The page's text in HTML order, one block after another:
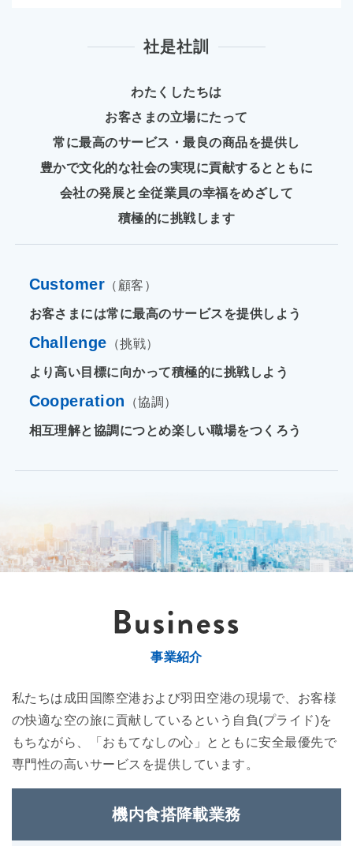
社是社訓
わたくしたちは
お客さまの立場にたって
常に最高のサービス・最良の商品を提供し
豊かで文化的な社会の実現に貢献するとともに
会社の発展と全従業員の幸福をめざして
積極的に挑戦します
Customer （顧客）
お客さまには常に最高のサービスを提供しよう
Challenge （挑戦）
より高い目標に向かって積極的に挑戦しよう
Cooperation （協調）
相互理解と協調につとめ楽しい職場をつくろう
事業紹介
私たちは成田国際空港および羽田空港の現場で、お客様
の快適な空の旅に貢献しているという自負(プライド)を
もちながら、「おもてなしの心」とともに安全最優先で
専門性の高いサービスを提供しています。
機内食搭降載業務